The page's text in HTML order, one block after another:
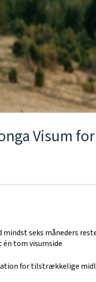
Visum
seks måneders
tom visumside
for tilstrækkelige